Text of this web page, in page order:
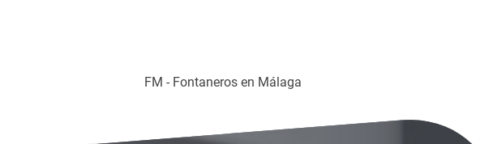
FM - Fontaneros en Málaga